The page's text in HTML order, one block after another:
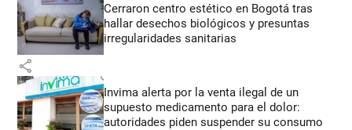
Cerraron centro estético en Bogotá tras
hallar desechos biológicos y presuntas
irregularidades sanitarias
share
Invima alerta por la venta ilegal de un
supuesto medicamento para el dolor:
autoridades piden suspender su consumo